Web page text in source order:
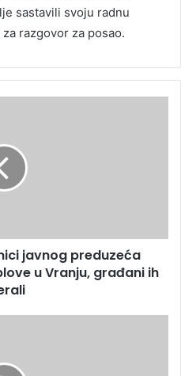
sastavili svoju radnu
razgovor za posao.
javnog preduzeća
u Vranju, građani ih